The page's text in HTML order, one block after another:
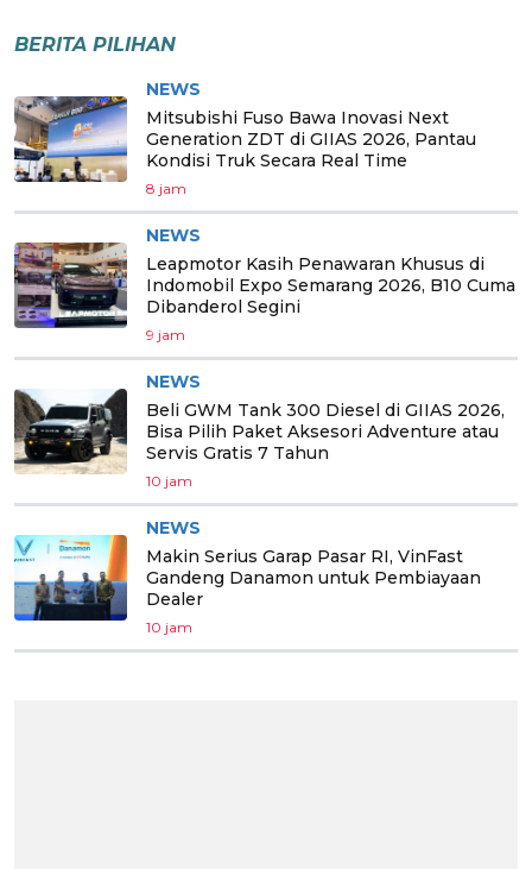
BERITA PILIHAN
NEWS
Mitsubishi Fuso Bawa Inovasi Next
Generation ZDT di GIIAS 2026, Pantau
Kondisi Truk Secara Real Time
8 jam
NEWS
Leapmotor Kasih Penawaran Khusus di
Indomobil Expo Semarang 2026, B10 Cuma
Dibanderol Segini
9 jam
NEWS
Beli GWM Tank 300 Diesel di GIIAS 2026,
Bisa Pilih Paket Aksesori Adventure atau
Servis Gratis 7 Tahun
10 jam
NEWS
Makin Serius Garap Pasar RI, VinFast
Gandeng Danamon untuk Pembiayaan
Dealer
10 jam